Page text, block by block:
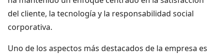
del cliente, la tecnología y la responsabilidad social
corporativa.
Uno de los aspectos más destacados de la empresa es